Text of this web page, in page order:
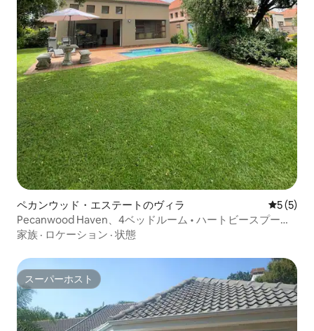
ペカンウッド・エステートのヴィラ レビュー
5 (5)
Pecanwood Haven、4ベッドルーム • ハートビースプート
ダム
家族 · ロケーション · 状態
スーパーホスト
スーパーホスト